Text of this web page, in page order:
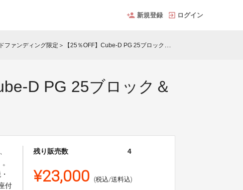
新規登録 ログイン
ァンディング限定＞【25％OFF】Cube-D PG 25ブロック＆サーボモータセット
D PG 25ブロック＆
付
残り販売数 4
¥23,000 (税込/送料込)